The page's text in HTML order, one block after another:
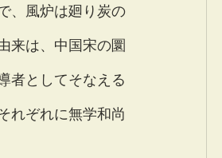
、風炉は廻り炭の
来は、中国宋の圜
者としてそなえる
れぞれに無学和尚